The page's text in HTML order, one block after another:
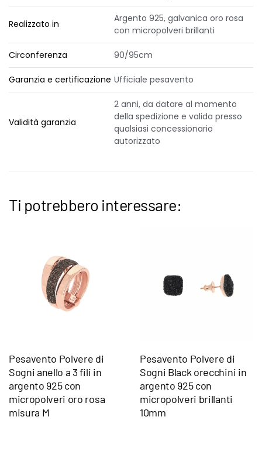
Realizzato in
Argento 925, galvanica oro rosa
con micropolveri brillanti
Circonferenza 90/95cm
Garanzia e certificazione Ufficiale pesavento
Validità garanzia
2 anni, da datare al momento
della spedizione e valida presso
qualsiasi concessionario
autorizzato
Ti potrebbero interessare:
Pesavento Polvere di
Sogni anello a 3 fili in
argento 925 con
micropolveri oro rosa
misura M
Pesavento Polvere di
Sogni Black orecchini in
argento 925 con
micropolveri brillanti
10mm